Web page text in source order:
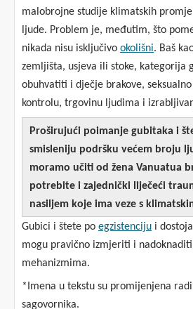
malobrojne studije klimatskih
ljude. Problem je, međutim, što
nikada nisu isključivo okolišni. Baš
zemljišta, usjeva ili stoke, kategorija
obuhvatiti i dječje brakove,
kontrolu, trgovinu ljudima i
Proširujući poimanje gubitaka i
smisleniju podršku većem broju
moramo učiti od žena Vanuatua
potrebite i zajednički liječeći
nasiljem koje ima veze s
Gubici i štete po egzistenciju i
mogu pravično izmjeriti i
mehanizmima.
*Imena u tekstu su promijenjena
sagovornika.